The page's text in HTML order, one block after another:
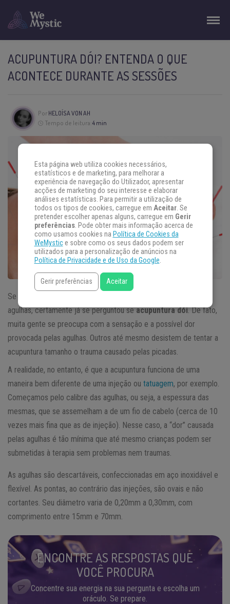
ACUPUNTURA DÓI? ENTENDA O QUE
ACONTECE DURANTE AS SESSÕES
Por HELOÍSA VON AH
Tempo de leitura:4 min
Se você faz parte do popular grupo daqueles que tem medo de
agulhas, certamente já se perguntou seacupuntura dói. De fato,
muita gente se preocupa com a sensação e a possível dor
provocada pelas agulhas. Outros até mesmo desistem de tentar a
acupuntura tamanho o trauma causado pelas picadas.
A realidade, no entanto, é que a acupuntura funciona de uma
maneira bem diferente de uma injeção ou tatuagem, por exemplo.
Começamos pelo calibre das agulhas, ou seja, a espessura das
mesmas, que se assemelham a de um fio de cabelo (cerca de 10
vezes mais fina que as de injeção). Nesse caso, a “dor” causada
pelas agulhas é tão mínima que até mesmo crianças podem ser
submetidas à terapia sem problemas nem traumas.
As agulhas são descartáveis, confeccionadas em aço inoxidável e
flexível. As pontas, ao contrário das injeções, são ovais e não
cortantes. Seu diâmetro varia de 0,20mm a 0,30mm, com
comprimento entre 15mm e 70mm.
ENCONTRE AS RESPOSTAS QUE
VOCÊ PROCURA
Concentre sua energia na sua pergunta e escolha um
oráculo. Se prepare.
Esta página web utiliza cookies necessários,
estatísticos e de marketing, para melhorar a
experiência de navegação do Utilizador, apresentar
acções de marketing do seu interesse e elaborar
análises estatísticas. Para permitir a utilização de
todos os tipos de cookies, carregue em Aceitar. Se
pretender escolher apenas alguns, carregue em Gerir
preferências. Pode obter mais informação acerca de
como usamos cookies na Política de Cookies da
WeMystice sobre como os seus dados podem ser
utilizados para a personalização de anúncios na
Política de Privacidade e de Uso da Google.
Gerir preferências Aceitar